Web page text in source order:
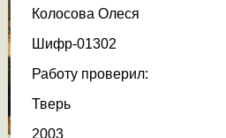
Колосова Олеся
Шифр-01302
Работу проверил:
Тверь
2003